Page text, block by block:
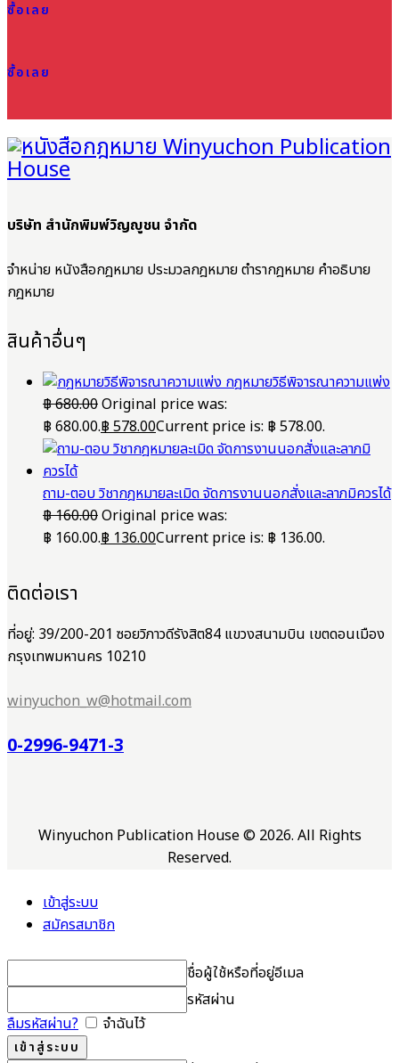
ซื้อเลย
ซื้อเลย
บริษัท สำนักพิมพ์วิญญูชน จำกัด
จำหน่าย หนังสือกฎหมาย ประมวลกฎหมาย ตำรากฎหมาย คำอธิบาย
กฎหมาย
สินค้าอื่นๆ
กฎหมายวิธีพิจารณาความแพ่ง
฿680.00Original price was:
฿ 680.00.฿578.00Current price is: ฿ 578.00.
ถาม-ตอบ วิชากฎหมายละเมิด จัดการงานนอกสั่งและลาภมิควรได้
฿160.00Original price was:
฿ 160.00.฿136.00Current price is: ฿ 136.00.
ติดต่อเรา
ที่อยู่: 39/200-201 ซอยวิภาวดีรังสิต84 แขวงสนามบิน เขตดอนเมือง
กรุงเทพมหานคร 10210
winyuchon_w@hotmail.com
0-2996-9471-3
Winyuchon Publication House © 2026. All Rights
Reserved.
เข้าสู่ระบบ
สมัครสมาชิก
ชื่อผู้ใช้หรือที่อยู่อีเมล
รหัสผ่าน
ลืมรหัสผ่าน?
จำฉันไว้